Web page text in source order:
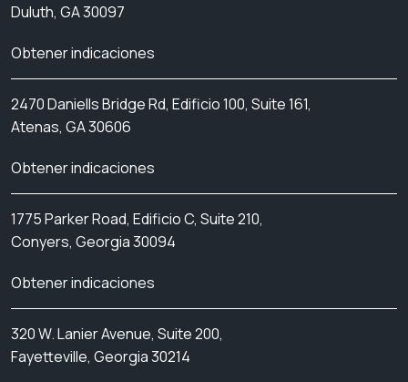
Duluth, GA 30097
Obtener indicaciones
2470 Daniells Bridge Rd, Edificio 100, Suite 161,
Atenas, GA 30606
Obtener indicaciones
1775 Parker Road, Edificio C, Suite 210,
Conyers, Georgia 30094
Obtener indicaciones
320 W. Lanier Avenue, Suite 200,
Fayetteville, Georgia 30214